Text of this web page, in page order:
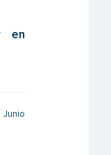
en